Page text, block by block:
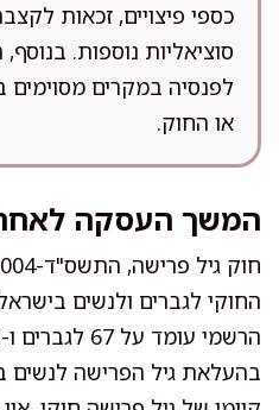
כספי פיצויים, זכאות
סוציאליות נוספות.
לפנסיה במקרים
או החוק.
המשך העסקה לאחר
החוקי לגברים ולנשים
בהעלאת גיל הפרישה לנשים